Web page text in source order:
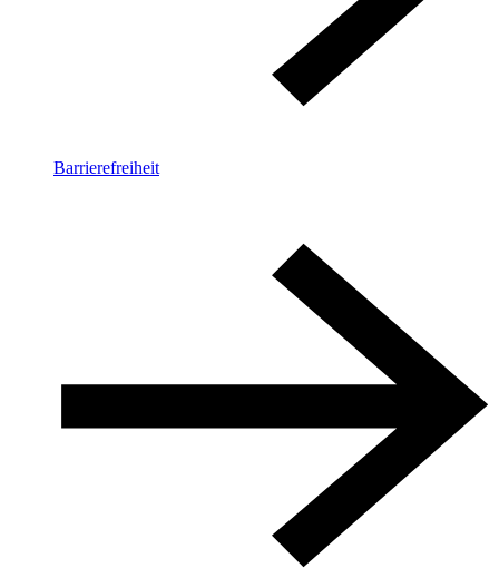
Barrierefreiheit